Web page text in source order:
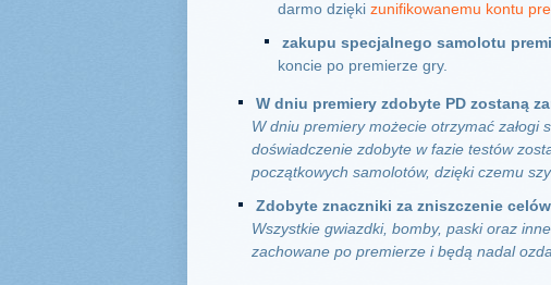
darmo dzięki zunifikowanemu kontu
zakupu specjalnego samolotu
koncie po premierze gry.
W dniu premiery zdobyte PD zostaną
W dniu premiery możecie otrzymać
doświadczenie zdobyte w fazie testów
początkowych samolotów, dzięki czemu
Zdobyte znaczniki za zniszczenie
Wszystkie gwiazdki, bomby, paski oraz
zachowane po premierze i będą nadal